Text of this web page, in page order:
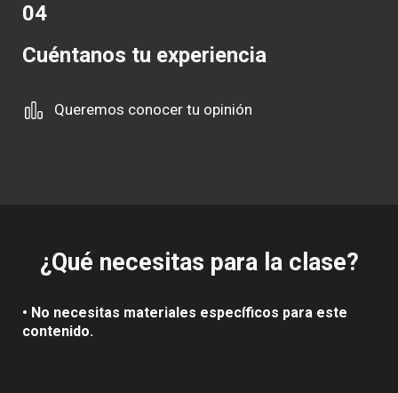
04
Cuéntanos tu experiencia
Queremos conocer tu opinión
¿Qué necesitas para la clase?
• No necesitas materiales específicos para este
contenido.